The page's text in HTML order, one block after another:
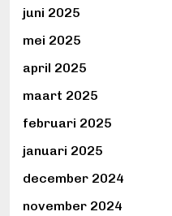
juni 2025
mei 2025
april 2025
maart 2025
februari 2025
januari 2025
december 2024
november 2024